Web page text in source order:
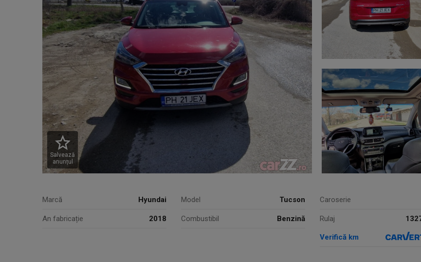
Salvează
anunțul
Marcă Hyundai Model Tucson Caroserie
An fabricație 2018 Combustibil Benzină Rulaj
Verifică km